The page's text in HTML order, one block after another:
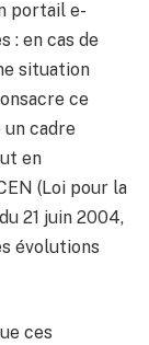
portail e-
: en cas de
situation
ce
un cadre
en
(Loi pour la
21 juin 2004,
évolutions
ces